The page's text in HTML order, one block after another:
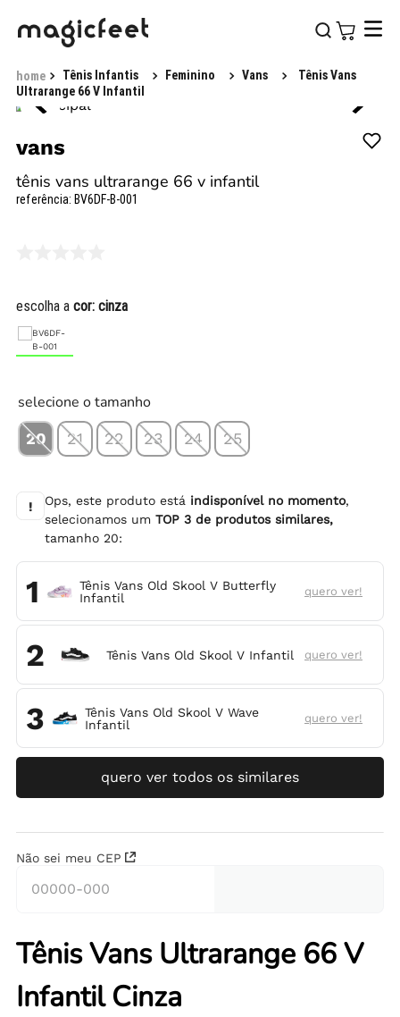
Tênis Infantis Feminino Vans
Tênis Vans
Ultrarange 66 V Infantil
vans
tênis vans ultrarange 66 v infantil
referência: BV6DF-B-001
escolha a cor: cinza
selecione o tamanho
20 21 22 23 24 25
! Ops, este produto está indisponível no momento,
selecionamos umTOP3 de produtos similares,
tamanho 20:
1
Tênis Vans Old Skool V Butterfly
Infantil
quero ver!
2 Tênis Vans Old Skool V Infantil quero ver!
3
Tênis Vans Old Skool V Wave
Infantil
quero ver!
quero ver todos os similares
Não sei meu CEP
Tênis Vans Ultrarange 66 V
Infantil Cinza